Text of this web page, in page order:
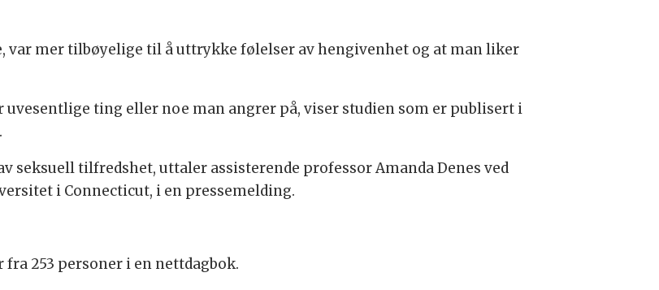
var mer tilbøyelige til å uttrykke følelser av hengivenhet og at man liker
ting eller noe man angrer på, viser studien som er publisert i
seksuell tilfredshet, uttaler assisterende professor Amanda Denes ved
i Connecticut, i en pressemelding.
253 personer i en nettdagbok.